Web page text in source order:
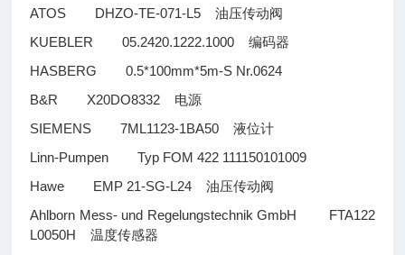
ATOS DHZO-TE-071-L5油压传动阀
KUEBLER 05.2420.1222.1000编码器
HASBERG 0.5*100mm*5m-S Nr.0624
B&R X20DO8332 电源
SIEMENS 7ML1123-1BA50液位计
Linn-Pumpen Typ FOM 422 111150101009
Hawe EMP 21-SG-L24油压传动阀
Ahlborn Mess- und Regelungstechnik GmbH FTA122
L0050H温度传感器